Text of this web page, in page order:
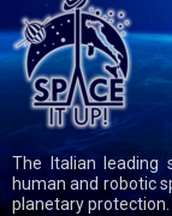
The Italian leading
human and robotic
planetary protection.